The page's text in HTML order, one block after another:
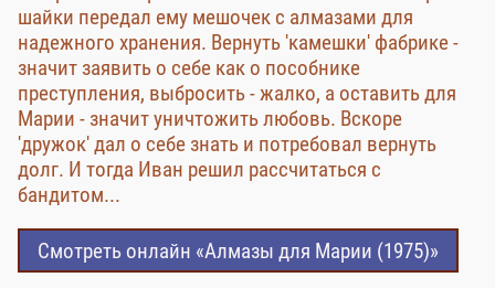
шайки передал ему мешочек с алмазами для
надежного хранения. Вернуть 'камешки' фабрике -
значит заявить о себе как о пособнике
преступления, выбросить - жалко, а оставить для
Марии - значит уничтожить любовь. Вскоре
'дружок' дал о себе знать и потребовал вернуть
долг. И тогда Иван решил рассчитаться с
бандитом...
Смотреть онлайн «Алмазы для Марии (1975)»